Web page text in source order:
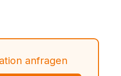
anfragen